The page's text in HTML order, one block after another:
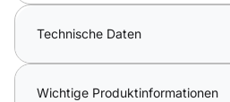
Technische Daten
Wichtige Produktinformationen